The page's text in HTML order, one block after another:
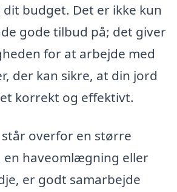
budget. Det er ikke kun
gode tilbud på; det giver
for at arbejde med
der kan sikre, at din jord
korrekt og effektivt.
overfor en større
en haveomlægning eller
er godt samarbejde